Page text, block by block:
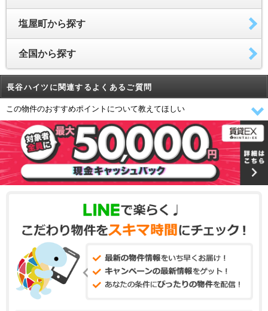
塩屋町から探す
全国から探す
長谷ハイツに関連するよくあるご質問
この物件のおすすめポイントについて教えてほしい